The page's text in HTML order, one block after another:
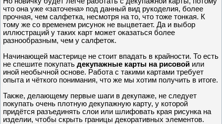
что она уже «заточена» под данный вид рукоделия, более
прочная, чем салфетка, несмотря на то, что тоже тонкая. К
тому же со временем рисунок не выцветает. Да и выбор
иллюстраций у таких карт может оказаться более
разнообразным, чем у салфеток.
Начинающей мастерице не стоит впадать в крайности. То есть
не спешите покупать декупажные карты на рисовой или
иной необычной основе. Работа с такими картами требует
опыта и чёткого понимания, что же мы хотим получить в итоге.
Также, делающему первые шаги в декупаже, не следует
покупать очень плотную декупажную карту, у которой
придётся разъединять слои или шлифовать края рисунка на
изделии, чтобы скрыть границы декоративных элементов.